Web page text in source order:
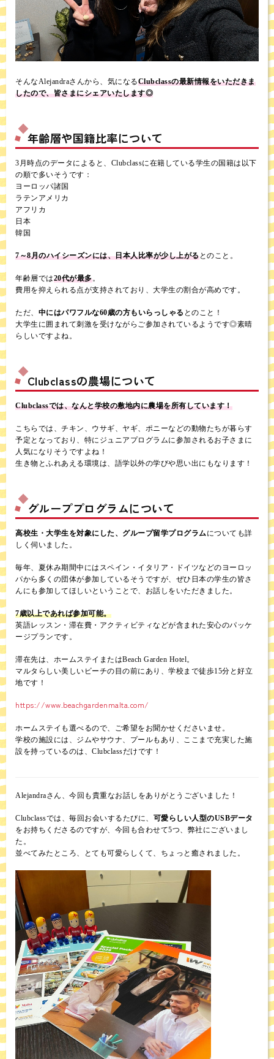
そんなAlejandraさんから、気になるClubclassの最新情報をいただきま
したので、皆さまにシェアいたします◎
年齢層や国籍比率について
3月時点のデータによると、Clubclassに在籍している学生の国籍は以下
の順で多いそうです：
ヨーロッパ諸国
ラテンアメリカ
アフリカ
日本
韓国
7～8月のハイシーズンには、日本人比率が少し上がるとのこと。
年齢層では20代が最多。
費用を抑えられる点が支持されており、大学生の割合が高めです。
ただ、 中にはパワフルな60歳の方もいらっしゃる とのこと！
大学生に囲まれて刺激を受けながらご参加されているようです◎素晴
らしいですよね。
Clubclassの農場について
Clubclassでは、なんと学校の敷地内に農場を所有しています！
こちらでは、チキン、ウサギ、ヤギ、ポニーなどの動物たちが暮らす
予定となっており、特にジュニアプログラムに参加されるお子さまに
人気になりそうですよね！
生き物とふれあえる環境は、語学以外の学びや思い出にもなります！
グループプログラムについて
高校生・大学生を対象にした、グループ留学プログラムについても詳
しく伺いました。
毎年、夏休み期間中にはスペイン・イタリア・ドイツなどのヨーロッ
パから多くの団体が参加しているそうですが、ぜひ日本の学生の皆さ
んにも参加してほしいということで、お話しをいただきました。
7歳以上であれば参加可能。
英語レッスン・滞在費・アクティビティなどが含まれた安心のパッケ
ージプランです。
滞在先は、ホームステイまたはBeach Garden Hotel。
マルタらしい美しいビーチの目の前にあり、学校まで徒歩15分と好立
地です！
https://www.beachgardenmalta.com/
ホームステイも選べるので、ご希望をお聞かせくださいませ。
学校の施設には、ジムやサウナ、プールもあり、ここまで充実した施
設を持っているのは、Clubclassだけです！
Alejandraさん、今回も貴重なお話しをありがとうございました！
Clubclassでは、毎回お会いするたびに、 可愛らしい人型のUSBデータ
をお持ちくださるのですが、今回も合わせて5つ、弊社にございまし
た。
並べてみたところ、とても可愛らしくて、ちょっと癒されました。